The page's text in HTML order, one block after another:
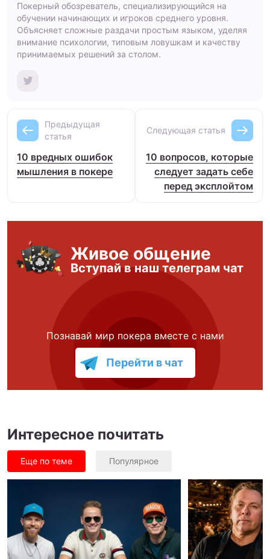
Покерный обозреватель, специализирующийся на
обучении начинающих и игроков среднего уровня.
Объясняет сложные раздачи простым языком, уделяя
внимание психологии, типовым ловушкам и качеству
принимаемых решений за столом.
Предыдущая
статья
10 вредных ошибок
мышления в покере
Следующая статья
10 вопросов, которые
следует задать себе
перед эксплойтом
Живое общение
Вступай в наш телеграм чат
Познавай мир покера вместе с нами
Перейти в чат
Интересное почитать
Еще по теме Популярное